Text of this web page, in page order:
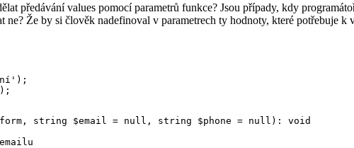
předávání values pomocí parametrů funkce? Jsou případy, kdy
ne? Že by si člověk nadefinoval v parametrech ty hodnoty, které potřebuje k
string $email = null, string $phone = null): void